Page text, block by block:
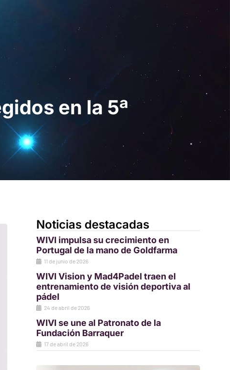
Solicita una
en la 5ª
Noticias destacadas
WIVI impulsa su crecimiento en
Portugal de la mano de Goldfarma
11 de junio de 2026
WIVI Vision y Mad4Padel traen el
entrenamiento de visión deportiva al
pádel
24 de abril de 2026
WIVI se une al Patronato de la
Fundación Barraquer
17 de abril de 2026